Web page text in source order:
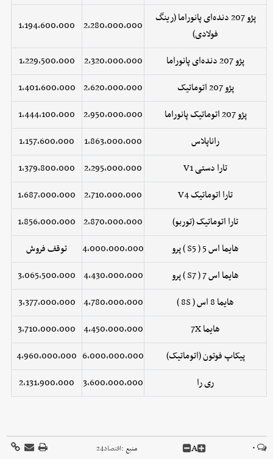
پژو 207 دنده‌ای پانوراما (رینگ
فولادی)
2,280,000,000
1,194,600,000
پژو 207 دنده‌ای پانوراما 2,320,000,000
1,229,500,000
پژو 207 اتوماتیک
2,620,000,000
1,401,600,000
پژو 207 اتوماتیک پانوراما
2,950,000,000
1,444,100,000
راناپلاس
1,863,000,000
1,157,600,000
تارا دستی V1
2,295,000,000
1,379,800,000
تارا اتوماتیک V4
2,710,000,000
1,687,000,000
تارا اتوماتیک (توربو)
2,870,000,000
1,856,000,000
هایما اس 5 ( S5 ) پرو
4,000,000,000
توقف فروش
هایما اس 7 ( S7 ) پرو
4,430,000,000
3,065,500,000
هایما 8 اس ( 8S )
4,780,000,000
3,377,000,000
هایما 7X
4,450,000,000
3,710,000,000
پیکاپ فوتون (اتوماتیک)
6,000,000,000
4,960,000,000
ری را
3,600,000,000
2,131,900,000
۰ A منبع :اقتصاد24